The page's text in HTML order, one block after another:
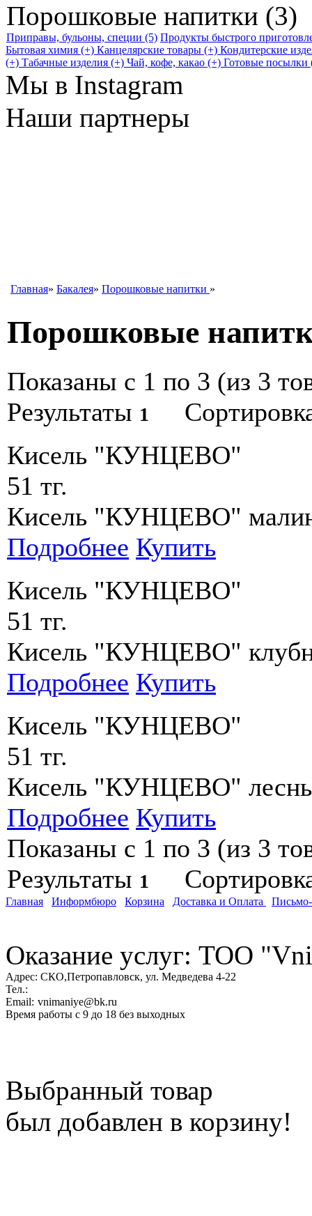
Порошковые напитки (3)
Приправы, бульоны, специи (5) Продукты быстрого
Бытовая химия (+) Канцелярские товары (+) Кондитерские
(+) Табачные изделия (+) Чай, кофе, какао (+) Готовые посылки
Мы в Instagram
Наши партнеры
Главная» Бакалея» Порошковые напитки »
Порошковые
Показаны с 1 по 3 (из 3
Результаты 1
Кисель "КУНЦЕВО"
51 тг.
Кисель "КУНЦЕВО"
Подробнее Купить
Кисель "КУНЦЕВО"
51 тг.
Кисель "КУНЦЕВО"
Подробнее Купить
Кисель "КУНЦЕВО"
51 тг.
Кисель "КУНЦЕВО"
Подробнее Купить
Показаны с 1 по 3 (из 3
Результаты 1
Главная Информбюро Корзина Доставка и Оплата
Оказание услуг: ТОО
Адрес: СКО,Петропавловск, ул. Медведева 4-22
Тел.:
Email: vnimaniye@bk.ru
Время работы с 9 до 18 без выходных
Выбранный товар
был добавлен в корзину!